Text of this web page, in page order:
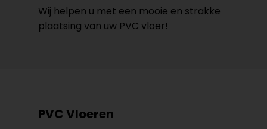
Wij helpen u met een mooie en strakke
plaatsing van uw PVC vloer!
PVC Vloeren